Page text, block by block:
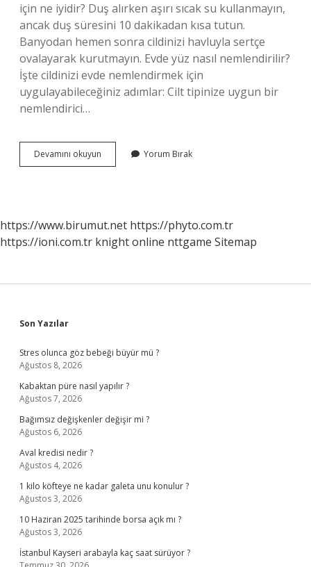
için ne iyidir? Duş alırken aşırı sıcak su kullanmayın,
ancak duş süresini 10 dakikadan kısa tutun.
Banyodan hemen sonra cildinizi havluyla sertçe
ovalayarak kurutmayın. Evde yüz nasıl nemlendirilir?
İşte cildinizi evde nemlendirmek için
uygulayabileceğiniz adımlar: Cilt tipinize uygun bir
nemlendirici…
Devamını okuyun
Yüzü
Yorum Bırak
https://www.birumut.net https://phyto.com.tr
https://ioni.com.tr knight online nttgame Sitemap
Sidebar
Son Yazılar
Stres olunca göz bebeği büyür mü ?
Ağustos 8, 2026
Kabaktan püre nasıl yapılır ?
Ağustos 7, 2026
Bağımsız değişkenler değişir mi ?
Ağustos 6, 2026
Aval kredisi nedir ?
Ağustos 4, 2026
1 kilo köfteye ne kadar galeta unu konulur ?
Ağustos 3, 2026
10 Haziran 2025 tarihinde borsa açık mı ?
Ağustos 3, 2026
İstanbul Kayseri arabayla kaç saat sürüyor ?